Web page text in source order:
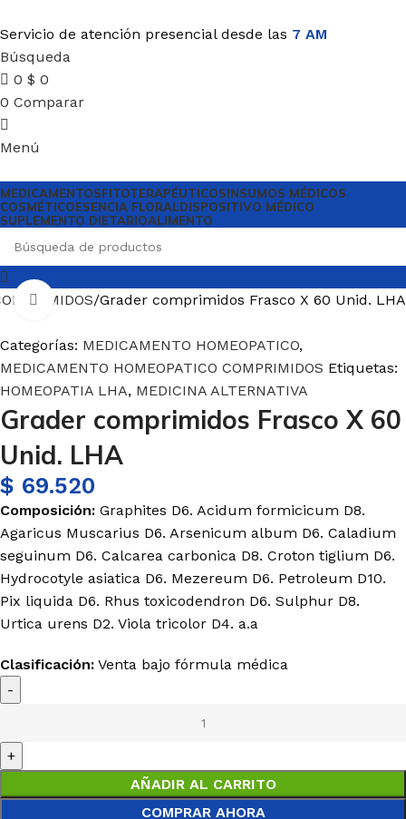
Servicio de atención presencial desde las 7 AM
Búsqueda
0 $ 0
0 Comparar
Menú
MEDICAMENTOSFITOTERAPÉUTICOSINSUMOS MÉDICOS
COSMÉTICOESENCIA FLORALDISPOSITIVO MÉDICO
SUPLEMENTO DIETARIOALIMENTO
Grader comprimidos Frasco X 60 Unid. LHA
Haga Click para agrandar
Categorías: MEDICAMENTO HOMEOPATICO,
MEDICAMENTO HOMEOPATICO COMPRIMIDOS Etiquetas:
HOMEOPATIA LHA, MEDICINA ALTERNATIVA
Grader comprimidos Frasco X 60
Unid. LHA
$ 69.520
Composición: Graphites D6. Acidum formicicum D8.
Agaricus Muscarius D6. Arsenicum album D6. Caladium
seguinum D6. Calcarea carbonica D8. Croton tiglium D6.
Hydrocotyle asiatica D6. Mezereum D6. Petroleum D10.
Pix liquida D6. Rhus toxicodendron D6. Sulphur D8.
Urtica urens D2. Viola tricolor D4. a.a
Clasificación: Venta bajo fórmula médica
AÑADIR AL CARRITO
COMPRAR AHORA